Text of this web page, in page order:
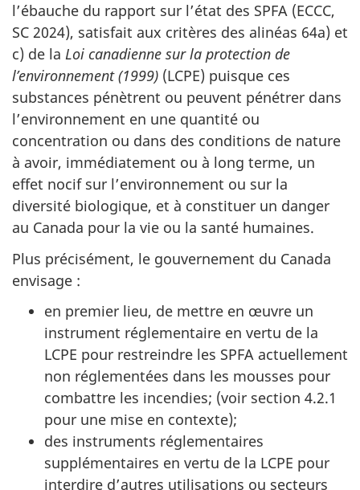
l’ébauche du rapport sur l’état des SPFA (ECCC,
SC 2024), satisfait aux critères des alinéas 64a) et
c) de la Loi canadienne sur la protection de
l’environnement (1999) (LCPE) puisque ces
substances pénètrent ou peuvent pénétrer dans
l’environnement en une quantité ou
concentration ou dans des conditions de nature
à avoir, immédiatement ou à long terme, un
effet nocif sur l’environnement ou sur la
diversité biologique, et à constituer un danger
au Canada pour la vie ou la santé humaines.
Plus précisément, le gouvernement du Canada
envisage :
en premier lieu, de mettre en œuvre un
instrument réglementaire en vertu de la
LCPE pour restreindre les SPFA actuellement
non réglementées dans les mousses pour
combattre les incendies; (voir section 4.2.1
pour une mise en contexte);
des instruments réglementaires
supplémentaires en vertu de la LCPE pour
interdire d’autres utilisations ou secteurs